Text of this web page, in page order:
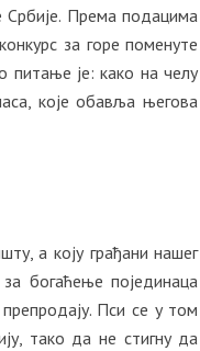
Према подацима
за горе поменуте
питање је: како на челу
које обавља његова
а коју грађани нашег
богаћење појединаца
Пси се у том
тако да не стигну да